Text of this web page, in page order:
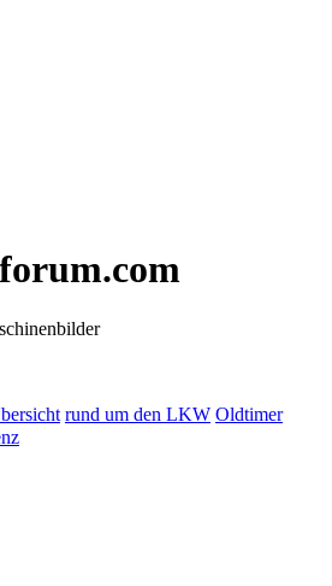
rund um den LKW Oldtimer